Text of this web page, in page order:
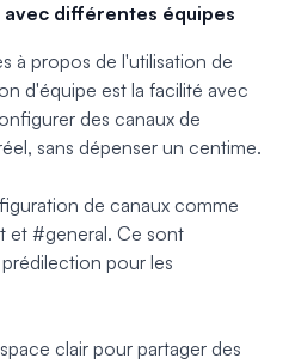
différentes équipes
à propos de l'utilisation de
d'équipe est la facilité avec
des canaux de
sans dépenser un centime.
de canaux comme
et #general. Ce sont
pour les
clair pour partager des